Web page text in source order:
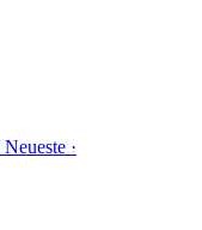
Neueste ·